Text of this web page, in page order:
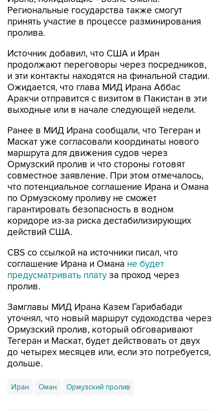
Региональные государства также смогут
принять участие в процессе разминирования
пролива.
Источник добавил, что США и Иран
продолжают переговоры через посредников,
и эти контакты находятся на финальной стадии.
Ожидается, что глава МИД Ирана Аббас
Аракчи отправится с визитом в Пакистан в эти
выходные или в начале следующей недели.
Ранее в МИД Ирана сообщали, что Тегеран и
Маскат уже согласовали координаты нового
маршрута для движения судов через
Ормузский пролив и что стороны готовят
совместное заявление. При этом отмечалось,
что потенциальное соглашение Ирана и Омана
по Ормузскому проливу не сможет
гарантировать безопасность в водном
коридоре из-за риска дестабилизирующих
действий США.
CBS со ссылкой на источники писал, что
соглашение Ирана и Омана не будет
предусматривать плату за проход через
пролив.
Замглавы МИД Ирана Казем Гарибабади
уточнял, что новый маршрут судоходства через
Ормузский пролив, который обговаривают
Тегеран и Маскат, будет действовать от двух
до четырех месяцев или, если это потребуется,
дольше.
Иран Оман Ормузский пролив